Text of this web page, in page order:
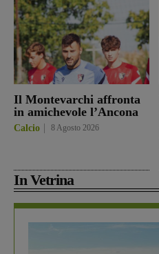
Il Montevarchi affronta
in amichevole l’Ancona
Calcio 8 Agosto 2026
In Vetrina